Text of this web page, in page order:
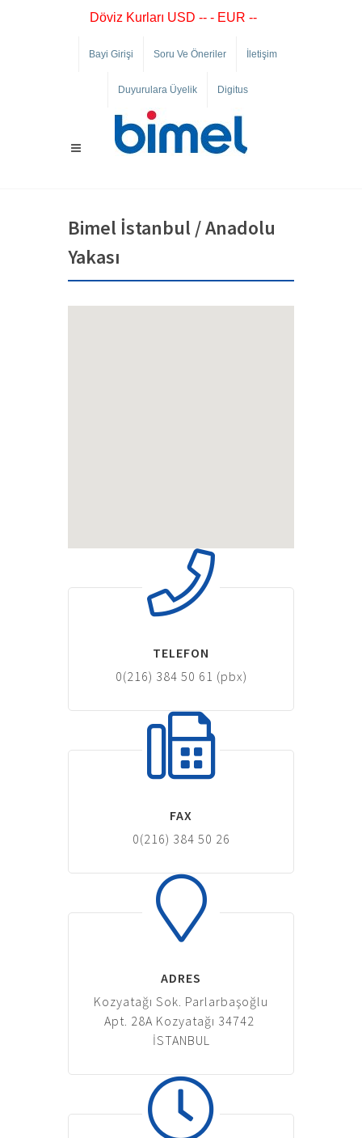
Döviz Kurları USD -- - EUR --
Bayi Girişi Soru Ve Öneriler İletişim
Duyurulara Üyelik Digitus
Bimel İstanbul / Anadolu
Yakası
TELEFON
0(216) 384 50 61 (pbx)
FAX
0(216) 384 50 26
ADRES
Kozyatağı Sok. Parlarbaşoğlu
Apt. 28A Kozyatağı 34742
İSTANBUL